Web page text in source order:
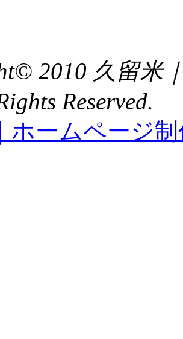
2010 久留米
Reserved.
ホームページ